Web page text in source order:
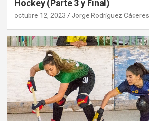
Hockey (Parte 3 y Final)
octubre 12, 2023 Jorge Rodríguez Cáceres